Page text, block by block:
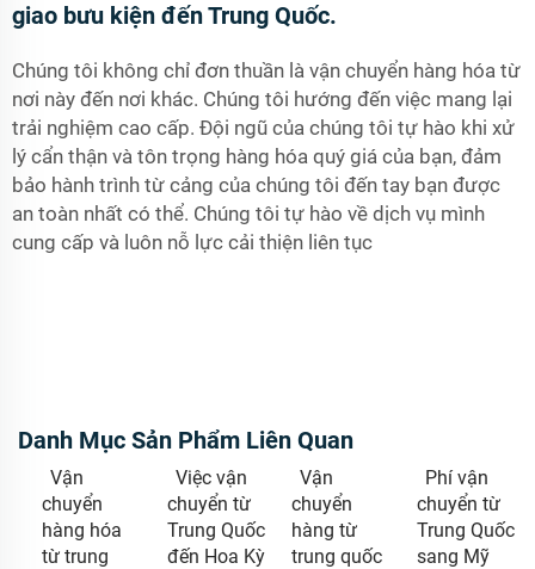
giao bưu kiện đến Trung Quốc.
Chúng tôi không chỉ đơn thuần là vận chuyển hàng hóa từ
nơi này đến nơi khác. Chúng tôi hướng đến việc mang lại
trải nghiệm cao cấp. Đội ngũ của chúng tôi tự hào khi xử
lý cẩn thận và tôn trọng hàng hóa quý giá của bạn, đảm
bảo hành trình từ cảng của chúng tôi đến tay bạn được
an toàn nhất có thể. Chúng tôi tự hào về dịch vụ mình
cung cấp và luôn nỗ lực cải thiện liên tục
Danh Mục Sản Phẩm Liên Quan
Vận
chuyển
hàng hóa
từ trung
Việc vận
chuyển từ
Trung Quốc
đến Hoa Kỳ
Vận
chuyển
hàng từ
trung quốc
Phí vận
chuyển từ
Trung Quốc
sang Mỹ